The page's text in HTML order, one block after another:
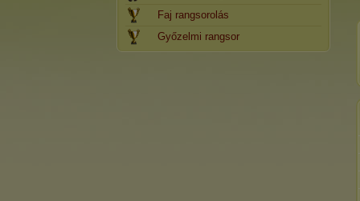
Faj rangsorolás
Győzelmi rangsor